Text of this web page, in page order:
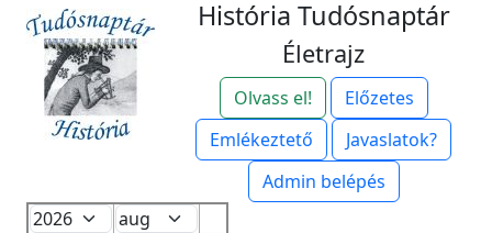
História Tudósnaptár
Életrajz
Olvass el!
Előzetes
Emlékeztető
Javaslatok?
Admin belépés